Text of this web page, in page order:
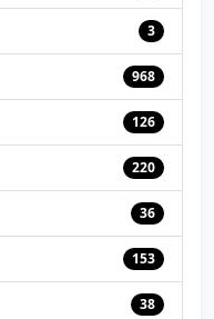
3
968
126
220
36
153
38